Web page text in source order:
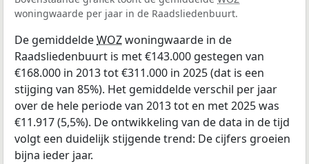
woningwaarde per jaar in de Raadsliedenbuurt.
De gemiddeldeWOZwoningwaarde in de
Raadsliedenbuurt is met €143.000 gestegen van
€168.000 in 2013 tot €311.000 in 2025 (dat is een
stijging van 85%). Het gemiddelde verschil per jaar
over de hele periode van 2013 tot en met 2025 was
€11.917 (5,5%). De ontwikkeling van de data in de tijd
volgt een duidelijk stijgende trend: De cijfers groeien
bijna ieder jaar.